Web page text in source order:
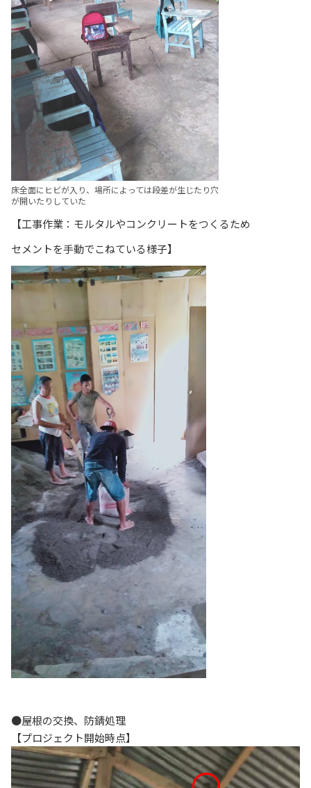
床全面にヒビが入り、場所によっては段差が生じたり穴
が開いたりしていた
【工事作業：モルタルやコンクリートをつくるため
セメントを手動でこねている様子】
●屋根の交換、防錆処理
【プロジェクト開始時点】